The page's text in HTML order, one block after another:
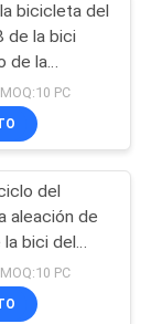
bicicleta del
de la bici
de la
vertical del
grados
PC
del
aleación de
la bici del
bicicleta
tronco
PC